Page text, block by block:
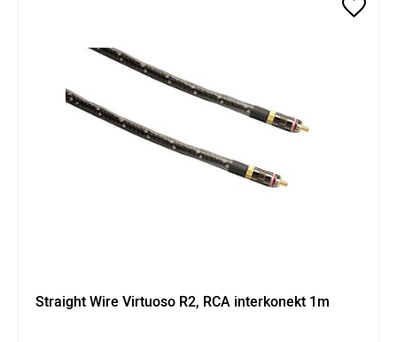
Straight Wire Virtuoso R2, RCA interkonekt 1m